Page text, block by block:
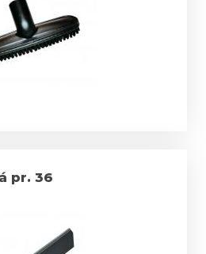
pr. 36